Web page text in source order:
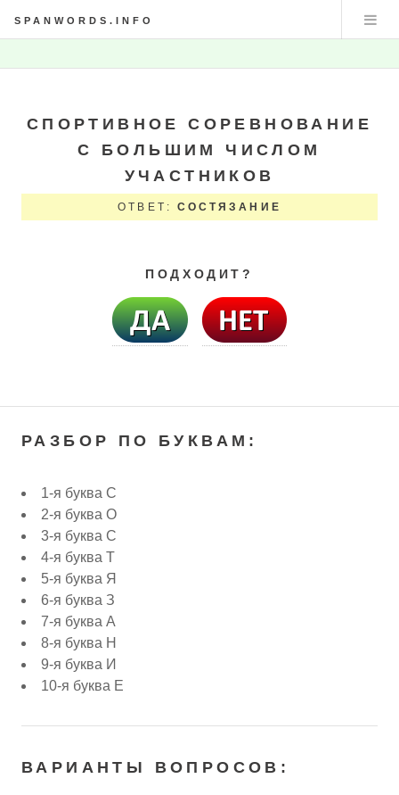
SPANWORDS.INFO
СПОРТИВНОЕ СОРЕВНОВАНИЕ
С БОЛЬШИМ ЧИСЛОМ
УЧАСТНИКОВ
ОТВЕТ: СОСТЯЗАНИЕ
ПОДХОДИТ?
РАЗБОР ПО БУКВАМ:
1-я буква С
2-я буква О
3-я буква С
4-я буква Т
5-я буква Я
6-я буква З
7-я буква А
8-я буква Н
9-я буква И
10-я буква Е
ВАРИАНТЫ ВОПРОСОВ: